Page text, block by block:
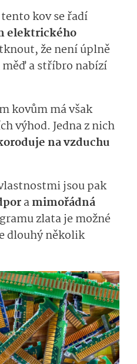
kov se řadí
elektrického
že není úplně
a stříbro nabízí
kovům má však
výhod. Jedna z nich
na vzduchu
jsou pak
amimořádná
zlata je možné
dlouhý několik